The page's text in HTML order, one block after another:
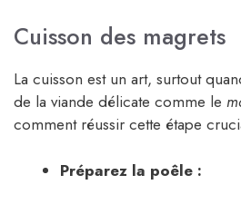
Cuisson des magrets
La cuisson est un art, surtout
de la viande délicate comme le
comment réussir cette étape
Préparez la poêle :